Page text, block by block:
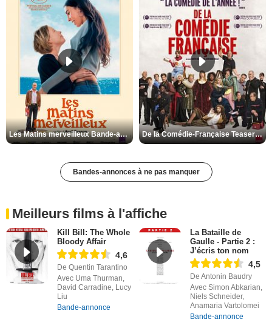
Les Matins merveilleux Bande-annonce VF De la Comédie-Française Teaser VF
Bandes-annonces à ne pas manquer
Meilleurs films à l'affiche
Kill Bill: The Whole
Bloody Affair
4,6
De Quentin Tarantino
Avec Uma Thurman,
David Carradine, Lucy
Liu
Bande-annonce
La Bataille de
Gaulle - Partie 2 :
J’écris ton nom
4,5
De Antonin Baudry
Avec Simon Abkarian,
Niels Schneider,
Anamaria Vartolomei
Bande-annonce